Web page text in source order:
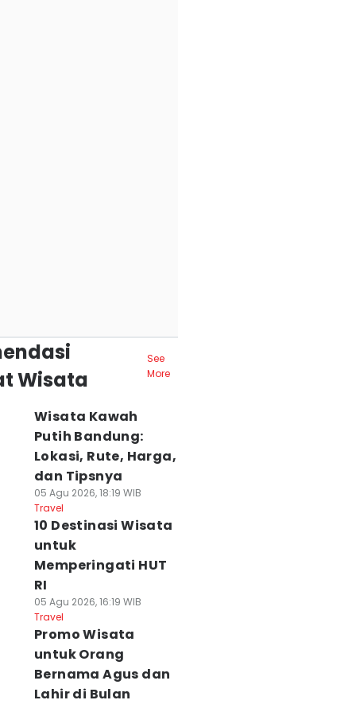
Wisata
See
More
Wisata Kawah
Putih Bandung:
Lokasi, Rute, Harga,
dan Tipsnya
05 Agu 2026, 18:19 WIB
Travel
10 Destinasi Wisata
untuk
Memperingati HUT
RI
05 Agu 2026, 16:19 WIB
Travel
Promo Wisata
untuk Orang
Bernama Agus dan
Lahir di Bulan